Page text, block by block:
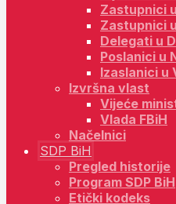
Zastupnici
Zastupnici
Delegati u
Poslanici u
Izaslanici u
Izvršna vlast
Vijeće
Vlada FBiH
Načelnici
SDP BiH
Pregled historije
Program SDP BiH
Etički kodeks